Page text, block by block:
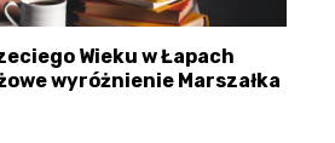
Wieku w Łapach
wyróżnienie Marszałka